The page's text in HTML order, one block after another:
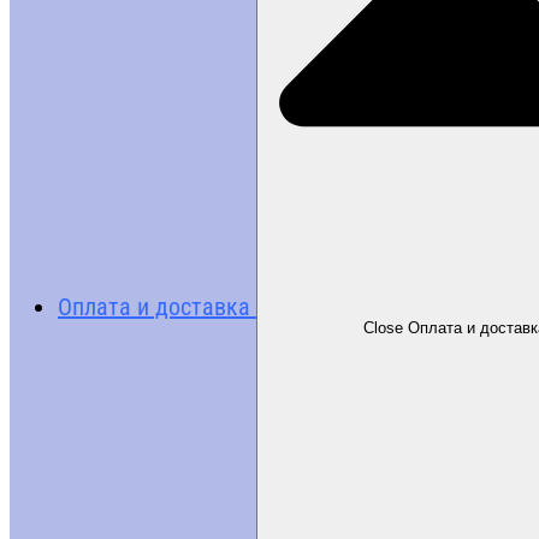
Оплата и доставка
Close Оплата и